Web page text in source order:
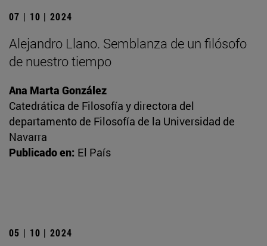
07 | 10 | 2024
Alejandro Llano. Semblanza de un filósofo
de nuestro tiempo
Ana Marta González
Catedrática de Filosofía y directora del
departamento de Filosofía de la Universidad de
Navarra
Publicado en: El País
05 | 10 | 2024